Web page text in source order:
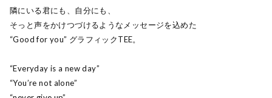
隣にいる君にも、自分にも、
そっと声をかけつづけるようなメッセージを込めた
“Good for you” グラフィックTEE。
“Everyday is a new day”
“You’re not alone”